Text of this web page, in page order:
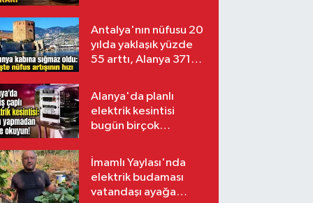
Antalya'nın nüfusu 20
yılda yaklaşık yüzde
55 arttı, Alanya 371
Alanya'da planlı
elektrik kesintisi
bugün birçok
İmamlı Yaylası'nda
elektrik budaması
vatandaşı ayağa